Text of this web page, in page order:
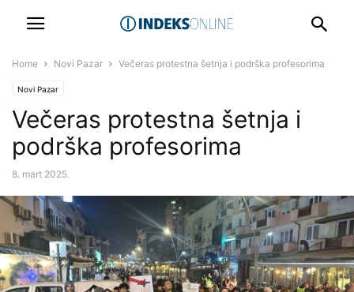
Home Novi Pazar Večeras protestna šetnja i podrška profesorima
Novi Pazar
Večeras protestna šetnja i
podrška profesorima
8. mart 2025.